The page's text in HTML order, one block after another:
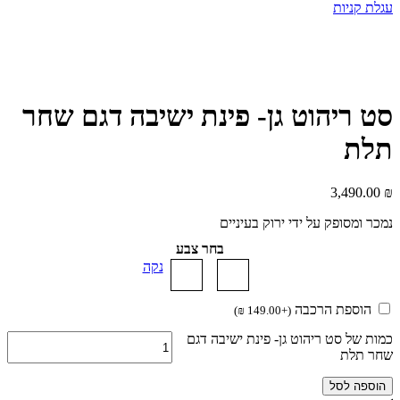
עגלת קניות
סט ריהוט גן- פינת ישיבה דגם שחר
תלת
3,490.00 ₪
נמכר ומסופק על ידי ירוק בעיניים
בחר צבע
נקה
הוספת הרכבה (
+
149.00
₪
)
כמות של סט ריהוט גן- פינת ישיבה דגם
שחר תלת
הוספה לסל